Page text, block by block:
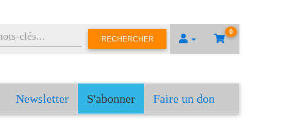
0
RECHERCHER
Newsletter S'abonner Faire un don